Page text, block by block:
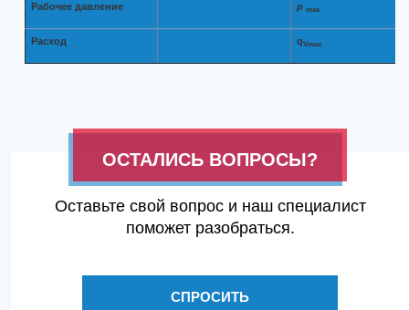
Рабочее давление p max
Расход qVmax
ОСТАЛИСЬ ВОПРОСЫ?
Оставьте свой вопрос и наш специалист
поможет разобраться.
СПРОСИТЬ